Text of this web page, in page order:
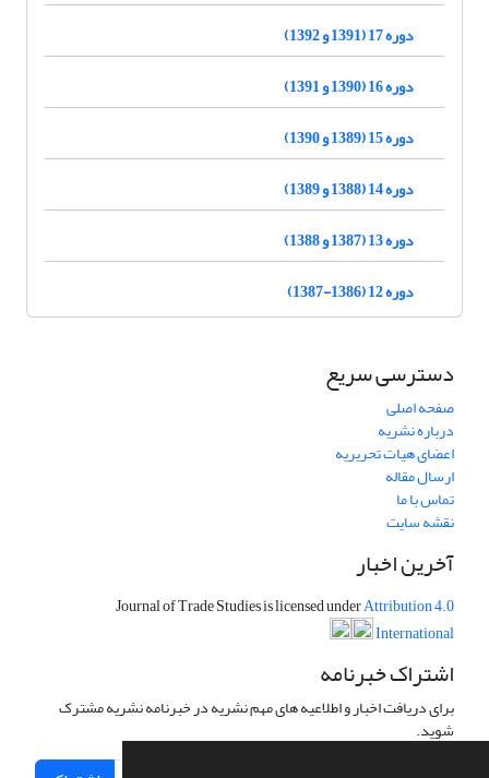
دوره 17 (1391 و 1392)
دوره 16 (1390 و 1391)
دوره 15 (1389 و 1390)
دوره 14 (1388 و 1389)
دوره 13 (1387 و 1388)
دوره 12 (1386-1387)
دسترسی سریع
صفحه اصلی
درباره نشریه
اعضای هیات تحریریه
ارسال مقاله
تماس با ما
نقشه سایت
آخرین اخبار
Journal of Trade Studies is licensed underAttribution 4.0
International
اشتراک خبرنامه
برای دریافت اخبار و اطلاعیه های مهم نشریه در خبرنامه نشریه مشترک
شوید.